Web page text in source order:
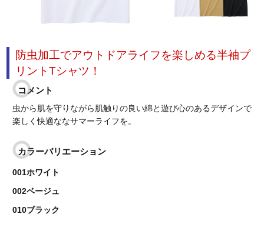
防虫加工でアウトドアライフを楽しめる半袖プ
リントTシャツ！
コメント
虫から肌を守りながら肌触りの良い綿と遊び心のあるデザインで
楽しく快適ななサマーライフを。
カラーバリエーション
001ホワイト
002ベージュ
010ブラック